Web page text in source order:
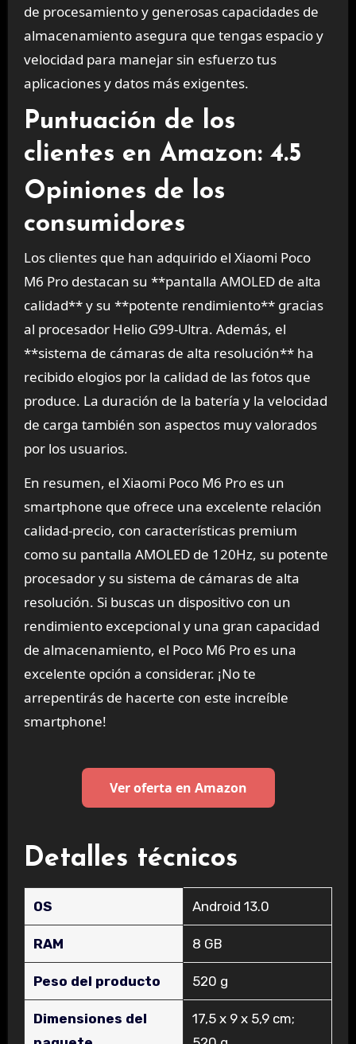
de procesamiento y generosas capacidades de
almacenamiento asegura que tengas espacio y
velocidad para manejar sin esfuerzo tus
aplicaciones y datos más exigentes.
Puntuación de los
clientes en Amazon: 4.5
Opiniones de los
consumidores
Los clientes que han adquirido el Xiaomi Poco
M6 Pro destacan su **pantalla AMOLED de alta
calidad** y su **potente rendimiento** gracias
al procesador Helio G99-Ultra. Además, el
**sistema de cámaras de alta resolución** ha
recibido elogios por la calidad de las fotos que
produce. La duración de la batería y la velocidad
de carga también son aspectos muy valorados
por los usuarios.
En resumen, el Xiaomi Poco M6 Pro es un
smartphone que ofrece una excelente relación
calidad-precio, con características premium
como su pantalla AMOLED de 120Hz, su potente
procesador y su sistema de cámaras de alta
resolución. Si buscas un dispositivo con un
rendimiento excepcional y una gran capacidad
de almacenamiento, el Poco M6 Pro es una
excelente opción a considerar. ¡No te
arrepentirás de hacerte con este increíble
smartphone!
Ver oferta en Amazon
Detalles técnicos
OS ‎Android 13.0
RAM ‎8 GB
Peso del producto ‎520 g
Dimensiones del
‎17,5 x 9 x 5,9 cm;